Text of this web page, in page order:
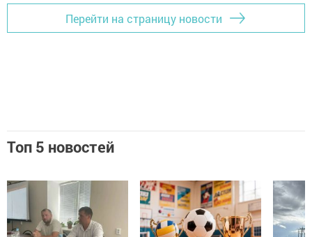
Перейти на страницу новости
Топ 5 новостей